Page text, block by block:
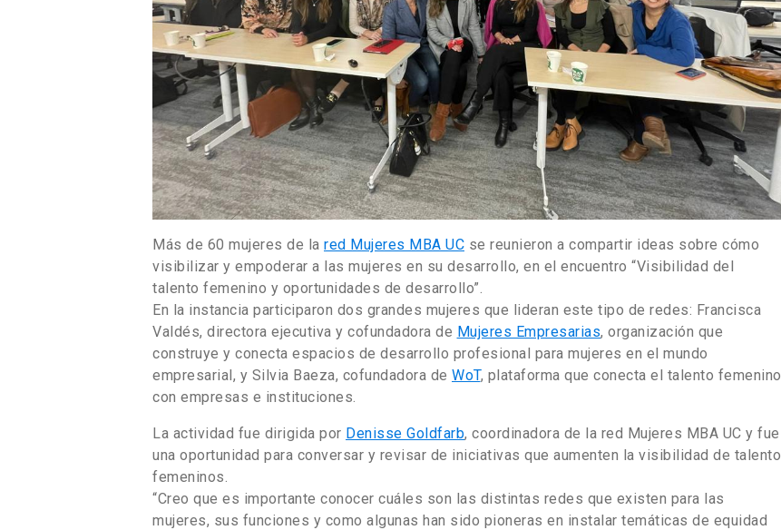
Más de 60 mujeres de la red Mujeres MBA UC se reunieron a compartir ideas sobre cómo
visibilizar y empoderar a las mujeres en su desarrollo, en el encuentro “Visibilidad del
talento femenino y oportunidades de desarrollo”.
En la instancia participaron dos grandes mujeres que lideran este tipo de redes: Francisca
Valdés, directora ejecutiva y cofundadora de Mujeres Empresarias, organización que
construye y conecta espacios de desarrollo profesional para mujeres en el mundo
empresarial, y Silvia Baeza, cofundadora de WoT, plataforma que conecta el talento femenino
con empresas e instituciones.
La actividad fue dirigida por Denisse Goldfarb, coordinadora de la red Mujeres MBA UC y fue
una oportunidad para conversar y revisar de iniciativas que aumenten la visibilidad de talento
femeninos.
“Creo que es importante conocer cuáles son las distintas redes que existen para las
mujeres, sus funciones y como algunas han sido pioneras en instalar temáticas de equidad